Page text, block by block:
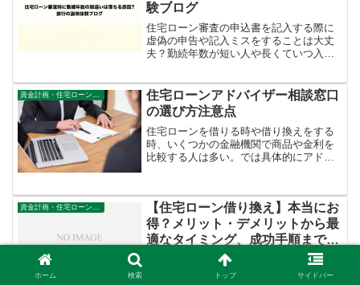
験ブログ
住宅ローン審査の申込書を記入する際に
虚偽の申告や記入ミスをすることは大丈
夫？勤続年数が短い人や長くていつ入社
資金計画・住宅ローン審査
住宅ローンアドバイザー相談窓口
の選び方注意点
住宅ローンを借りる時や借り換えをする
時、いくつかの金融機関で商品や金利を
比較する人は多い。では具体的にアドバ
資金計画・住宅ローン審査
【住宅ローン借り換え】本当にお
得？メリット・デメリットから最
適なタイミング、成功手順まで徹
住宅ローンの借り換えを検討中の方へ。
「本当に得するの？」「どんなデメリッ
ホーム 検索 トップ サイドバー